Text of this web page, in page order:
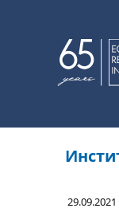
29.09.2021